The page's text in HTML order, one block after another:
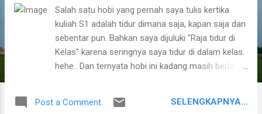
Salah satu hobi yang pernah saya tulis kertika
kuliah S1 adalah tidur dimana saja, kapan saja dan
sebentar pun. Bahkan saya dijuluki "Raja tidur di
Kelas" karena seringnya saya tidur di dalam kelas.
hehe.. Dan ternyata hobi ini kadang masih berlajut
salah satu penyebabnya adalah karena saya "night
Post a Comment SELENGKAPNYA...